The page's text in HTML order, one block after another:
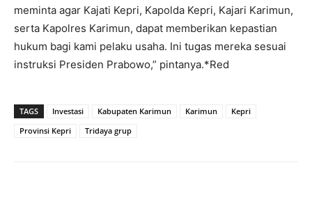
meminta agar Kajati Kepri, Kapolda Kepri, Kajari Karimun,
serta Kapolres Karimun, dapat memberikan kepastian
hukum bagi kami pelaku usaha. Ini tugas mereka sesuai
instruksi Presiden Prabowo,” pintanya.*Red
TAGS Investasi Kabupaten Karimun Karimun
Kepri
Provinsi Kepri
Tridaya grup